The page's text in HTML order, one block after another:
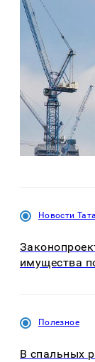
Новости
имущества
Полезное
В спальных